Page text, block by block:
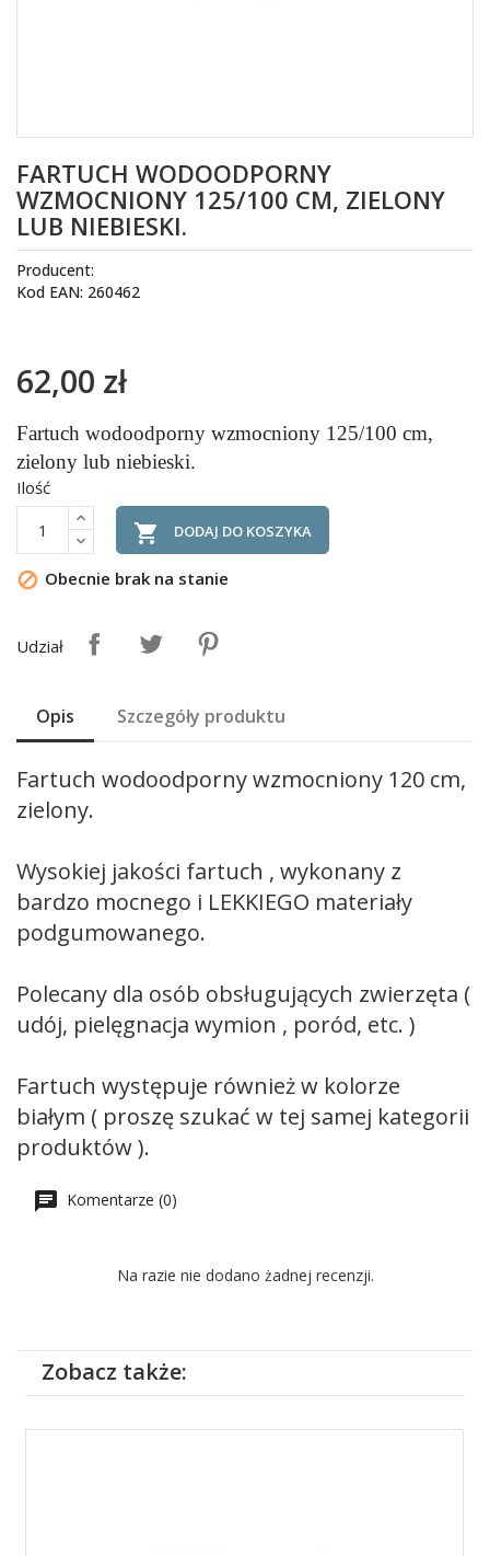
FARTUCH WODOODPORNY
WZMOCNIONY 125/100 CM, ZIELONY
LUB NIEBIESKI.
Producent:
Kod EAN: 260462
62,00 zł
Fartuch wodoodporny wzmocniony 125/100 cm,
zielony lub niebieski.
Ilość
 DODAJ DO KOSZYKA
 Obecnie brak na stanie
Udział
Opis Szczegóły produktu
Fartuch wodoodporny wzmocniony 120 cm,
zielony.
Wysokiej jakości fartuch , wykonany z
bardzo mocnego i LEKKIEGO materiały
podgumowanego.
Polecany dla osób obsługujących zwierzęta (
udój, pielęgnacja wymion , poród, etc. )
Fartuch występuje również w kolorze
białym ( proszę szukać w tej samej kategorii
produktów ).
Komentarze (0)
Na razie nie dodano żadnej recenzji.
Zobacz także: